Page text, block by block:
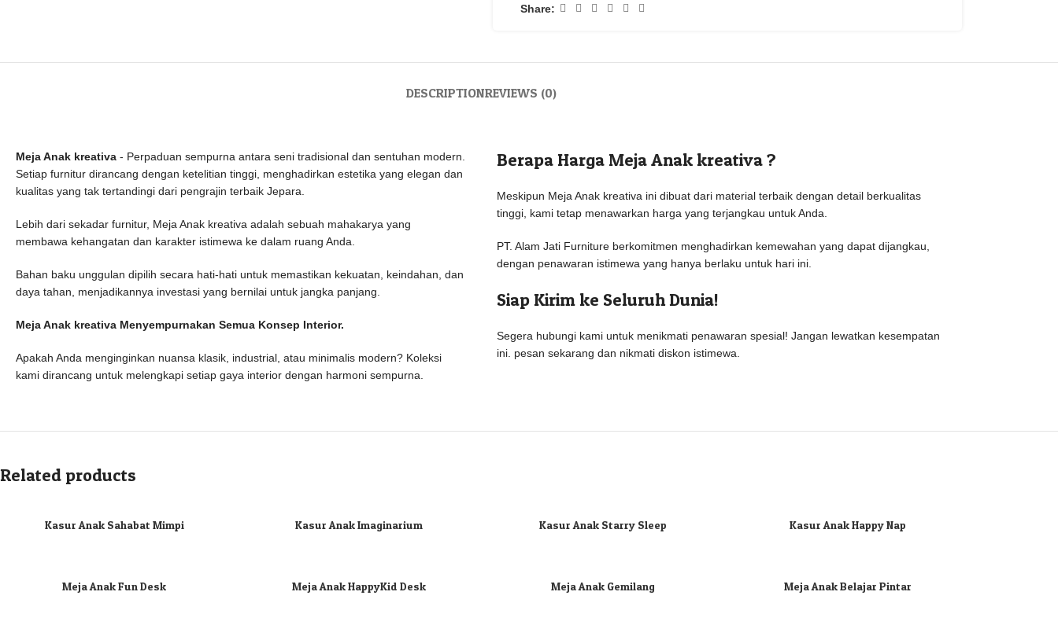
Share:
DESCRIPTIONREVIEWS (0)
Meja Anak kreativa - Perpaduan sempurna antara seni tradisional dan sentuhan modern.
Setiap furnitur dirancang dengan ketelitian tinggi, menghadirkan estetika yang elegan dan
kualitas yang tak tertandingi dari pengrajin terbaik Jepara.
Lebih dari sekadar furnitur, Meja Anak kreativa adalah sebuah mahakarya yang
membawa kehangatan dan karakter istimewa ke dalam ruang Anda.
Bahan baku unggulan dipilih secara hati-hati untuk memastikan kekuatan, keindahan, dan
daya tahan, menjadikannya investasi yang bernilai untuk jangka panjang.
Meja Anak kreativa Menyempurnakan Semua Konsep Interior.
Apakah Anda menginginkan nuansa klasik, industrial, atau minimalis modern? Koleksi
kami dirancang untuk melengkapi setiap gaya interior dengan harmoni sempurna.
Berapa Harga Meja Anak kreativa ?
Meskipun Meja Anak kreativa ini dibuat dari material terbaik dengan detail berkualitas
tinggi, kami tetap menawarkan harga yang terjangkau untuk Anda.
PT. Alam Jati Furniture berkomitmen menghadirkan kemewahan yang dapat dijangkau,
dengan penawaran istimewa yang hanya berlaku untuk hari ini.
Siap Kirim ke Seluruh Dunia!
Segera hubungi kami untuk menikmati penawaran spesial! Jangan lewatkan kesempatan
ini. pesan sekarang dan nikmati diskon istimewa.
Related products
Kasur Anak Sahabat Mimpi Kasur Anak Imaginarium Kasur Anak Starry Sleep Kasur Anak Happy Nap
Meja Anak Fun Desk Meja Anak HappyKid Desk Meja Anak Gemilang Meja Anak Belajar Pintar